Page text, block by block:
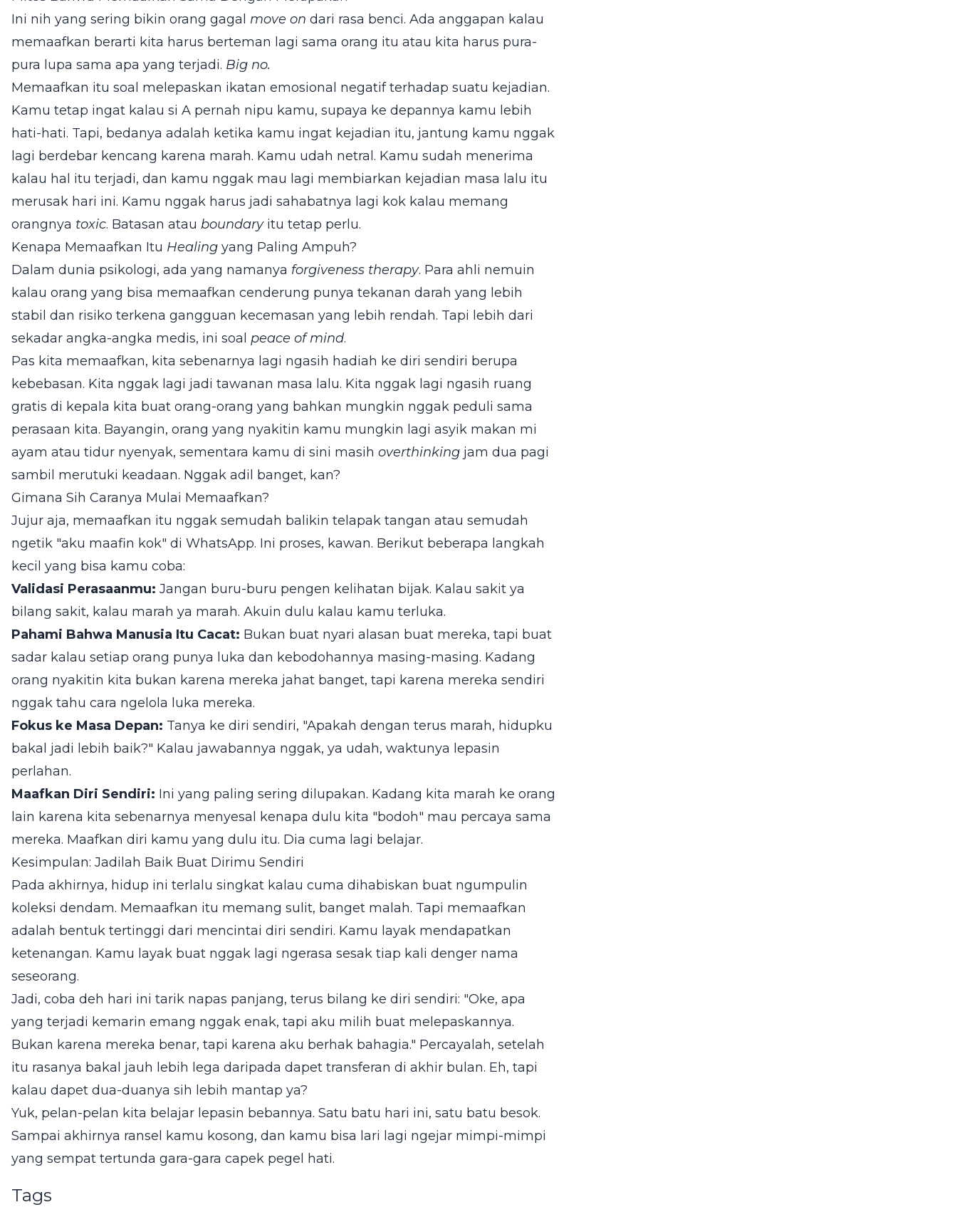
Ini nih yang sering bikin orang gagal move on dari rasa benci. Ada anggapan kalau
memaafkan berarti kita harus berteman lagi sama orang itu atau kita harus pura-
pura lupa sama apa yang terjadi. Big no.
Memaafkan itu soal melepaskan ikatan emosional negatif terhadap suatu kejadian.
Kamu tetap ingat kalau si A pernah nipu kamu, supaya ke depannya kamu lebih
hati-hati. Tapi, bedanya adalah ketika kamu ingat kejadian itu, jantung kamu nggak
lagi berdebar kencang karena marah. Kamu udah netral. Kamu sudah menerima
kalau hal itu terjadi, dan kamu nggak mau lagi membiarkan kejadian masa lalu itu
merusak hari ini. Kamu nggak harus jadi sahabatnya lagi kok kalau memang
orangnya toxic. Batasan atau boundaryitu tetap perlu.
Kenapa Memaafkan Itu Healing yang Paling Ampuh?
Dalam dunia psikologi, ada yang namanya forgiveness therapy. Para ahli nemuin
kalau orang yang bisa memaafkan cenderung punya tekanan darah yang lebih
stabil dan risiko terkena gangguan kecemasan yang lebih rendah. Tapi lebih dari
sekadar angka-angka medis, ini soal peace of mind.
Pas kita memaafkan, kita sebenarnya lagi ngasih hadiah ke diri sendiri berupa
kebebasan. Kita nggak lagi jadi tawanan masa lalu. Kita nggak lagi ngasih ruang
gratis di kepala kita buat orang-orang yang bahkan mungkin nggak peduli sama
perasaan kita. Bayangin, orang yang nyakitin kamu mungkin lagi asyik makan mi
ayam atau tidur nyenyak, sementara kamu di sini masih overthinking jam dua pagi
sambil merutuki keadaan. Nggak adil banget, kan?
Gimana Sih Caranya Mulai Memaafkan?
Jujur aja, memaafkan itu nggak semudah balikin telapak tangan atau semudah
ngetik "aku maafin kok" di WhatsApp. Ini proses, kawan. Berikut beberapa langkah
kecil yang bisa kamu coba:
Validasi Perasaanmu: Jangan buru-buru pengen kelihatan bijak. Kalau sakit ya
bilang sakit, kalau marah ya marah. Akuin dulu kalau kamu terluka.
Pahami Bahwa Manusia Itu Cacat: Bukan buat nyari alasan buat mereka, tapi buat
sadar kalau setiap orang punya luka dan kebodohannya masing-masing. Kadang
orang nyakitin kita bukan karena mereka jahat banget, tapi karena mereka sendiri
nggak tahu cara ngelola luka mereka.
Fokus ke Masa Depan: Tanya ke diri sendiri, "Apakah dengan terus marah, hidupku
bakal jadi lebih baik?" Kalau jawabannya nggak, ya udah, waktunya lepasin
perlahan.
Maafkan Diri Sendiri: Ini yang paling sering dilupakan. Kadang kita marah ke orang
lain karena kita sebenarnya menyesal kenapa dulu kita "bodoh" mau percaya sama
mereka. Maafkan diri kamu yang dulu itu. Dia cuma lagi belajar.
Kesimpulan: Jadilah Baik Buat Dirimu Sendiri
Pada akhirnya, hidup ini terlalu singkat kalau cuma dihabiskan buat ngumpulin
koleksi dendam. Memaafkan itu memang sulit, banget malah. Tapi memaafkan
adalah bentuk tertinggi dari mencintai diri sendiri. Kamu layak mendapatkan
ketenangan. Kamu layak buat nggak lagi ngerasa sesak tiap kali denger nama
seseorang.
Jadi, coba deh hari ini tarik napas panjang, terus bilang ke diri sendiri: "Oke, apa
yang terjadi kemarin emang nggak enak, tapi aku milih buat melepaskannya.
Bukan karena mereka benar, tapi karena aku berhak bahagia." Percayalah, setelah
itu rasanya bakal jauh lebih lega daripada dapet transferan di akhir bulan. Eh, tapi
kalau dapet dua-duanya sih lebih mantap ya?
Yuk, pelan-pelan kita belajar lepasin bebannya. Satu batu hari ini, satu batu besok.
Sampai akhirnya ransel kamu kosong, dan kamu bisa lari lagi ngejar mimpi-mimpi
yang sempat tertunda gara-gara capek pegel hati.
Tags